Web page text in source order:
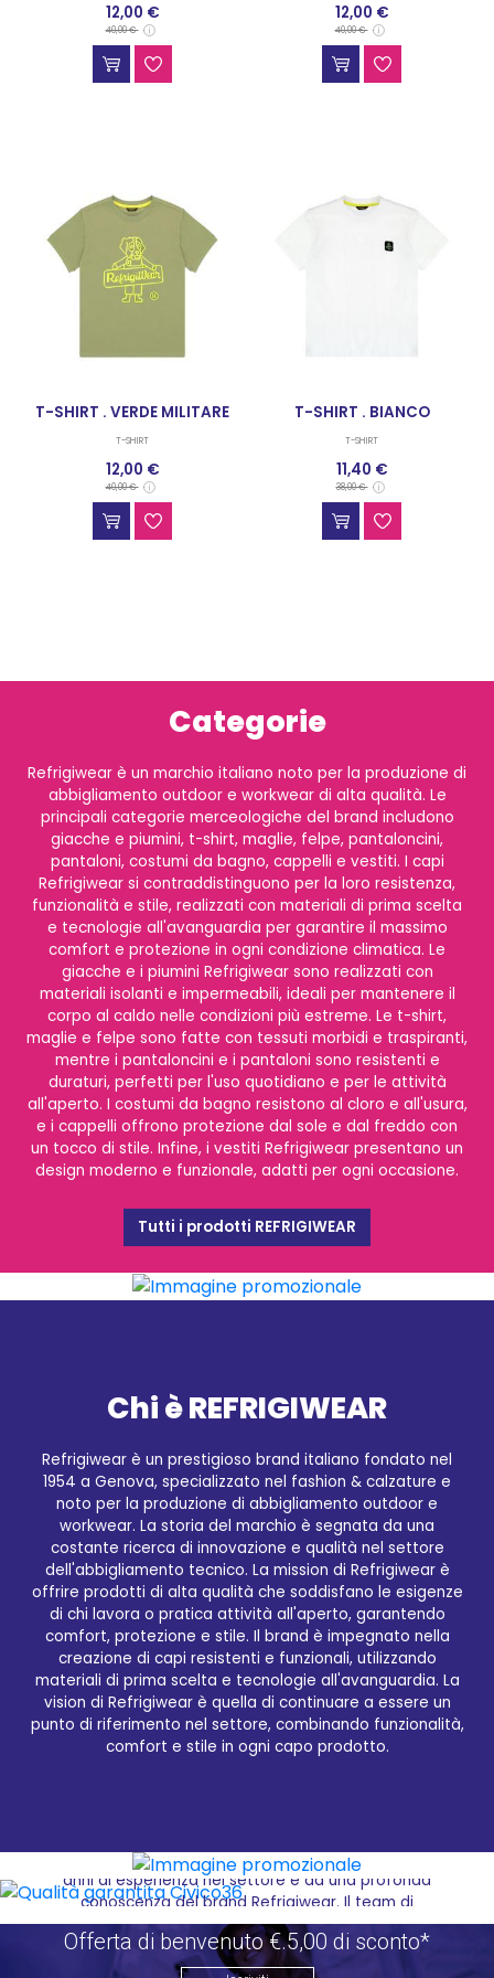
12,00 €
40,00 €
12,00 €
40,00 €
T-SHIRT . VERDE MILITARE
T-SHIRT
12,00 €
40,00 €
T-SHIRT . BIANCO
T-SHIRT
11,40 €
38,00 €
Categorie
Refrigiwear è un marchio italiano noto per la produzione di
abbigliamento outdoor e workwear di alta qualità. Le
principali categorie merceologiche del brand includono
giacche e piumini, t-shirt, maglie, felpe, pantaloncini,
pantaloni, costumi da bagno, cappelli e vestiti. I capi
Refrigiwear si contraddistinguono per la loro resistenza,
funzionalità e stile, realizzati con materiali di prima scelta
e tecnologie all'avanguardia per garantire il massimo
comfort e protezione in ogni condizione climatica. Le
giacche e i piumini Refrigiwear sono realizzati con
materiali isolanti e impermeabili, ideali per mantenere il
corpo al caldo nelle condizioni più estreme. Le t-shirt,
maglie e felpe sono fatte con tessuti morbidi e traspiranti,
mentre i pantaloncini e i pantaloni sono resistenti e
duraturi, perfetti per l'uso quotidiano e per le attività
all'aperto. I costumi da bagno resistono al cloro e all'usura,
e i cappelli offrono protezione dal sole e dal freddo con
un tocco di stile. Infine, i vestiti Refrigiwear presentano un
design moderno e funzionale, adatti per ogni occasione.
Tutti i prodotti REFRIGIWEAR
Chi è REFRIGIWEAR
Refrigiwear è un prestigioso brand italiano fondato nel
1954 a Genova, specializzato nel fashion & calzature e
noto per la produzione di abbigliamento outdoor e
workwear. La storia del marchio è segnata da una
costante ricerca di innovazione e qualità nel settore
dell'abbigliamento tecnico. La mission di Refrigiwear è
offrire prodotti di alta qualità che soddisfano le esigenze
di chi lavora o pratica attività all'aperto, garantendo
comfort, protezione e stile. Il brand è impegnato nella
creazione di capi resistenti e funzionali, utilizzando
materiali di prima scelta e tecnologie all'avanguardia. La
vision di Refrigiwear è quella di continuare a essere un
punto di riferimento nel settore, combinando funzionalità,
comfort e stile in ogni capo prodotto.
Qualità garantita Civico36
Sul sito Civico36.store avrai l'opportunità di
acquistare i migliori prodotti selezionati del brand
Refrigiwear. Questo e-commerce è un rivenditore
autorizzato che ti permette di ricevere i tuoi capi
preferiti direttamente a casa tua, in modo rapido e
del servizio offerto da Civico36.store è garantita da
anni di esperienza nel settore e da una profonda
conoscenza del brand Refrigiwear. Il team di
Civico36 è sempre a disposizione per assisterti
durante il tuo shopping online, guidandoti nella
scelta dei prodotti più adatti alle tue esigenze.
Offerta di benvenuto €.5,00 di sconto*